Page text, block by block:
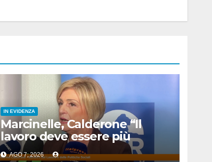
IN EVIDENZA
Marcinelle, Calderone “Il
lavoro deve essere più
sicuro”
AGO 7, 2026